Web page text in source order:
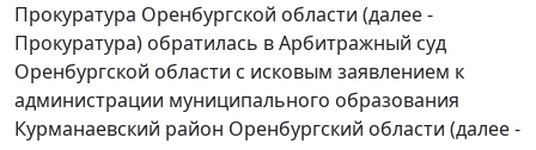
Прокуратура Оренбургской области (далее -
Прокуратура) обратилась в Арбитражный суд
Оренбургской области с исковым заявлением к
администрации муниципального образования
Курманаевский район Оренбургский области (далее -